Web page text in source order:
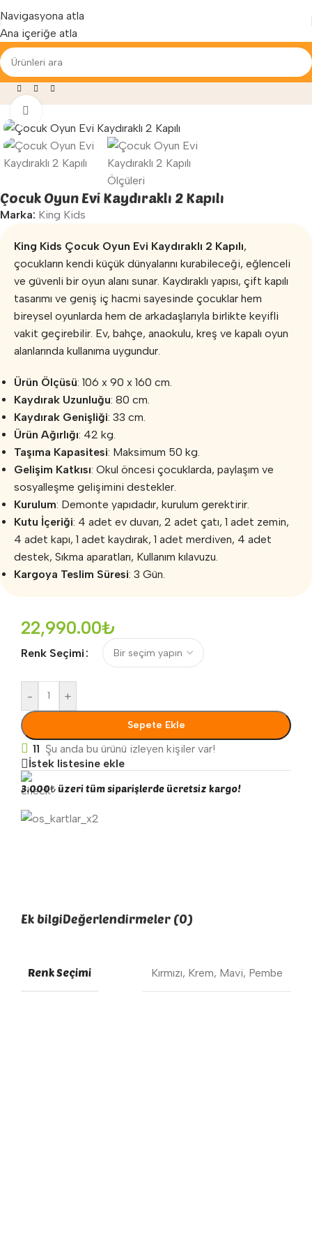
Navigasyona atla
Ana içeriğe atla
Yenilenen arayüzümüz ile hizmetinizdeyiz...
Mağaza»Oyun Parkları
Çocuk Oyun Evi Kaydıraklı 2 Kapılı
Marka: King Kids
King Kids Çocuk Oyun Evi Kaydıraklı 2 Kapılı,
çocukların kendi küçük dünyalarını kurabileceği, eğlenceli
ve güvenli bir oyun alanı sunar. Kaydıraklı yapısı, çift kapılı
tasarımı ve geniş iç hacmi sayesinde çocuklar hem
bireysel oyunlarda hem de arkadaşlarıyla birlikte keyifli
vakit geçirebilir. Ev, bahçe, anaokulu, kreş ve kapalı oyun
alanlarında kullanıma uygundur.
Ürün Ölçüsü: 106 x 90 x 160 cm.
Kaydırak Uzunluğu: 80 cm.
Kaydırak Genişliği: 33 cm.
Ürün Ağırlığı: 42 kg.
Taşıma Kapasitesi: Maksimum 50 kg.
Gelişim Katkısı: Okul öncesi çocuklarda, paylaşım ve
sosyalleşme gelişimini destekler.
Kurulum: Demonte yapıdadır, kurulum gerektirir.
Kutu İçeriği: 4 adet ev duvarı, 2 adet çatı, 1 adet zemin,
4 adet kapı, 1 adet kaydırak, 1 adet merdiven, 4 adet
destek, Sıkma aparatları, Kullanım kılavuzu.
Kargoya Teslim Süresi: 3 Gün.
22,990.00₺
Renk Seçimi
- +
Sepete Ekle
11 Şu anda bu ürünü izleyen kişiler var!
İstek listesine ekle
3.000₺ üzeri tüm siparişlerde ücretsiz kargo!
Ek bilgiDeğerlendirmeler (0)
Renk Seçimi Kırmızı, Krem, Mavi, Pembe